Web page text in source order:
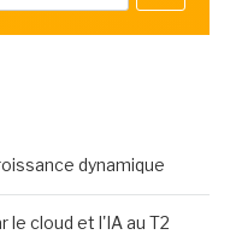
dynamique
cloud et l'IA au T2